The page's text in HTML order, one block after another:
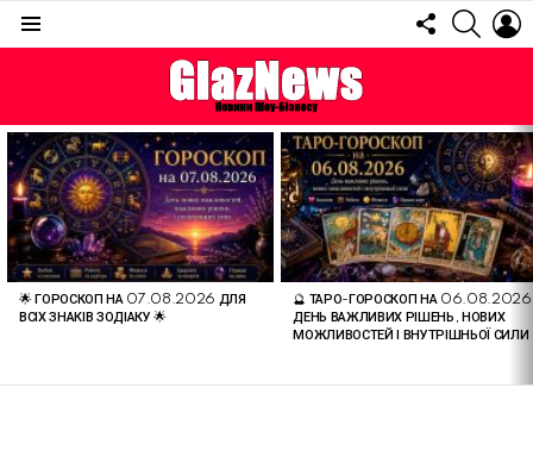
FOLLOW
US
ОСТАННІ
СТАТТІ
🌟 ГОРОСКОП НА 07.08.2026 ДЛЯ
ВСІХ ЗНАКІВ ЗОДІАКУ 🌟
🔮 ТАРО-ГОРОСКОП НА
ДЕНЬ ВАЖЛИВИХ РІШЕНЬ, НОВИХ
МОЖЛИВОСТЕЙ І ВНУТРІШНЬОЇ СИЛИ